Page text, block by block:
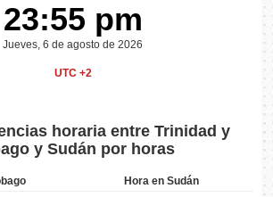
23:55 pm
Jueves, 6 de agosto de 2026
UTC +2
horaria entre Trinidad y
y Sudán por horas
Hora en Sudán